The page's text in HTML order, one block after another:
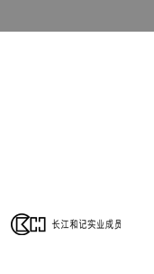
价钱请向美邦查
期六、日及公众
同情况 (如个别